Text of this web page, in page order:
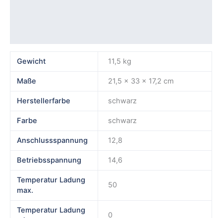
Gewicht 11,5 kg
Maße 21,5 × 33 × 17,2 cm
Herstellerfarbe schwarz
Farbe schwarz
Anschlussspannung 12,8
Betriebsspannung 14,6
Temperatur Ladung
max.
50
Temperatur Ladung
0